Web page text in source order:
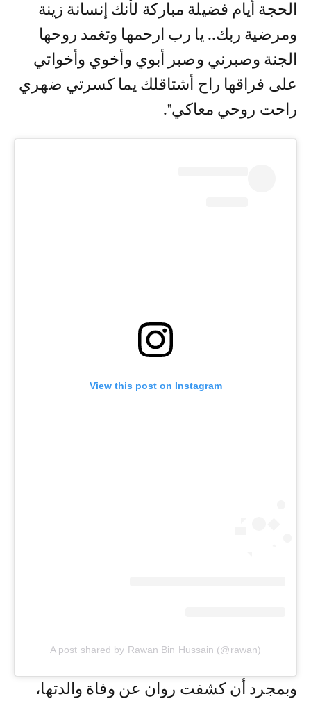
الحجة أيام فضيلة مباركة لأنك إنسانة زينة
ومرضية ربك.. يا رب ارحمها وتغمد روحها
الجنة وصبرني وصبر أبوي وأخوي وأخواتي
على فراقها راح أشتاقلك يما كسرتي ضهري
راحت روحي معاكي".
View this post on Instagram
A post shared by Rawan Bin Hussain (@rawan)
وبمجرد أن كشفت روان عن وفاة والدتها،